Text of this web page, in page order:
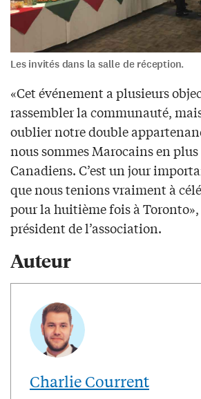
Les invités dans la salle de réception.
«Cet événement a plusieurs
rassembler la communauté,
oublier notre double
nous sommes Marocains en plus
Canadiens. C’est un jour
que nous tenions vraiment à
pour la huitième fois à Toronto»,
président de l’association.
Auteur
Charlie Courrent